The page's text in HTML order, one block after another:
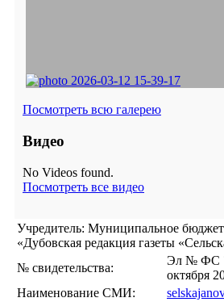
Посмотреть всю галерею
Видео
No Videos found.
Посмотреть все видео
Учредитель: Муниципальное
«Дубовская редакция газеты
№ свидетельства:
Эл № ФС
октября
Наименование СМИ: